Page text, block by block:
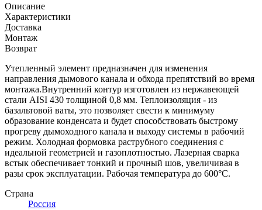
Описание
Характеристики
Доставка
Монтаж
Возврат
Утепленный элемент предназначен для изменения
направления дымового канала и обхода препятствий во время
монтажа.Внутренний контур изготовлен из нержавеющей
стали AISI 430 толщиной 0,8 мм. Теплоизоляция - из
базальтовой ваты, это позволяет свести к минимуму
образование конденсата и будет способствовать быстрому
прогреву дымоходного канала и выходу системы в рабочий
режим. Холодная формовка раструбного соединения с
идеальной геометрией и газоплотностью. Лазерная сварка
встык обеспечивает тонкий и прочный шов, увеличивая в
разы срок эксплуатации. Рабочая температура до 600°С.
Страна
Россия